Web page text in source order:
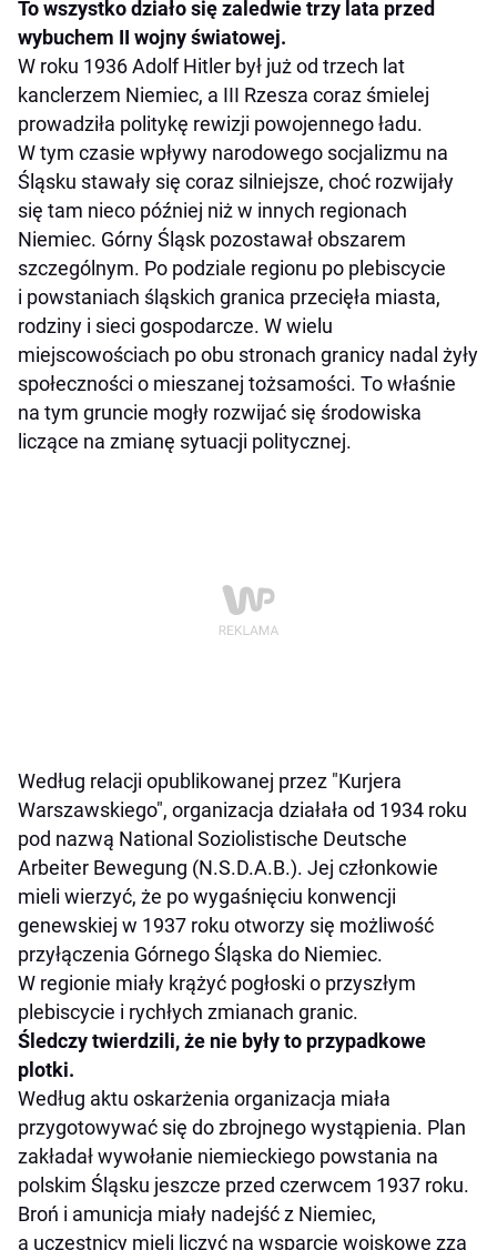
To wszystko działo się zaledwie trzy lata przed
wybuchem II wojny światowej.
W roku 1936 Adolf Hitler był już od trzech lat
kanclerzem Niemiec, a III Rzesza coraz śmielej
prowadziła politykę rewizji powojennego ładu.
W tym czasie wpływy narodowego socjalizmu na
Śląsku stawały się coraz silniejsze, choć rozwijały
się tam nieco później niż w innych regionach
Niemiec. Górny Śląsk pozostawał obszarem
szczególnym. Po podziale regionu po plebiscycie
i powstaniach śląskich granica przecięła miasta,
rodziny i sieci gospodarcze. W wielu
miejscowościach po obu stronach granicy nadal żyły
społeczności o mieszanej tożsamości. To właśnie
na tym gruncie mogły rozwijać się środowiska
liczące na zmianę sytuacji politycznej.
Według relacji opublikowanej przez "Kurjera
Warszawskiego", organizacja działała od 1934 roku
pod nazwą National Soziolistische Deutsche
Arbeiter Bewegung (N.S.D.A.B.). Jej członkowie
mieli wierzyć, że po wygaśnięciu konwencji
genewskiej w 1937 roku otworzy się możliwość
przyłączenia Górnego Śląska do Niemiec.
W regionie miały krążyć pogłoski o przyszłym
plebiscycie i rychłych zmianach granic.
Śledczy twierdzili, że nie były to przypadkowe
plotki.
Według aktu oskarżenia organizacja miała
przygotowywać się do zbrojnego wystąpienia. Plan
zakładał wywołanie niemieckiego powstania na
polskim Śląsku jeszcze przed czerwcem 1937 roku.
Broń i amunicja miały nadejść z Niemiec,
a uczestnicy mieli liczyć na wsparcie wojskowe zza